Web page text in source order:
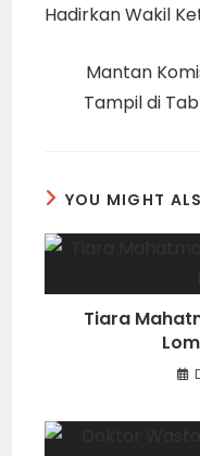
Hadirkan Wakil
Mantan
Tampil di
YOU MIGHT
Tiara